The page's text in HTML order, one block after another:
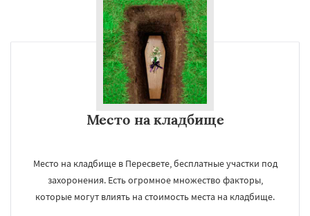
Место на кладбище
Место на кладбище в Пересвете, бесплатные участки под
захоронения. Есть огромное множество факторы,
которые могут влиять на стоимость места на кладбище.
Даю согласие на обработку персональных данных